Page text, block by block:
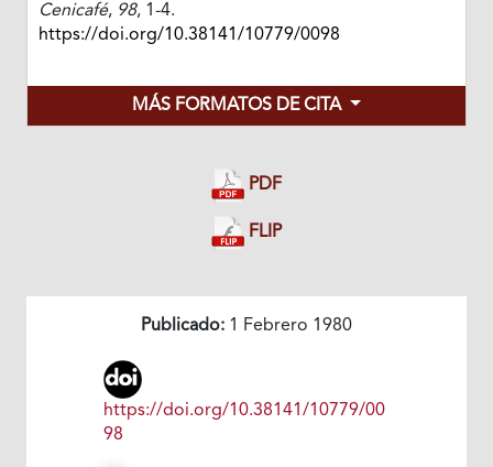
Cenicafé, 98, 1-4.
https://doi.org/10.38141/10779/0098
MÁS FORMATOS DE CITA
PDF
FLIP
Publicado: 1 Febrero 1980
https://doi.org/10.38141/10779/00
98